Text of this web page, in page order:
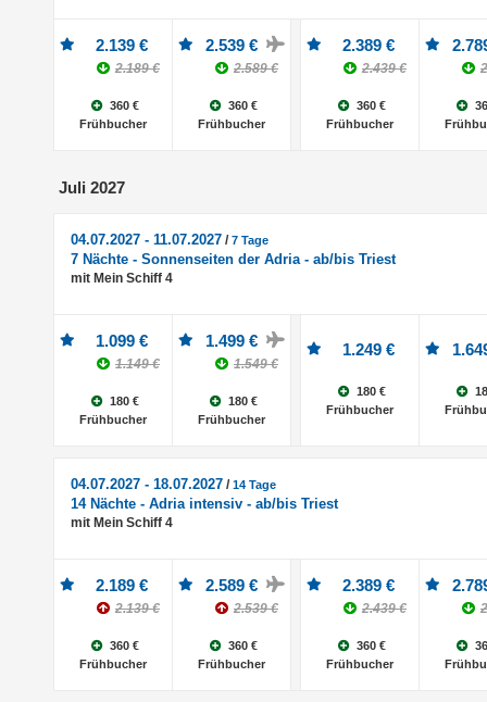
2.139 €
2.189 €
360 €
Frühbucher
2.539 €
2.589 €
360 €
Frühbucher
2.389 €
2.439 €
360 €
Frühbucher
Juli 2027
04.07.2027 - 11.07.2027 /7 Tage
7 Nächte - Sonnenseiten der Adria - ab/bis Triest
mit Mein Schiff 4
1.099 €
1.149 €
180 €
Frühbucher
1.499 €
1.549 €
180 €
Frühbucher
1.249 €
180 €
Frühbucher
04.07.2027 - 18.07.2027 /14 Tage
14 Nächte - Adria intensiv - ab/bis Triest
mit Mein Schiff 4
2.189 €
2.139 €
360 €
Frühbucher
2.589 €
2.539 €
360 €
Frühbucher
2.389 €
2.439 €
360 €
Frühbucher